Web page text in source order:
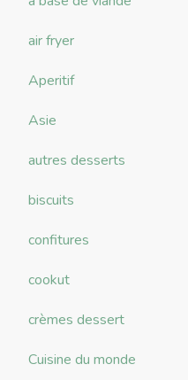
air fryer
Aperitif
Asie
autres desserts
biscuits
confitures
cookut
crèmes dessert
Cuisine du monde